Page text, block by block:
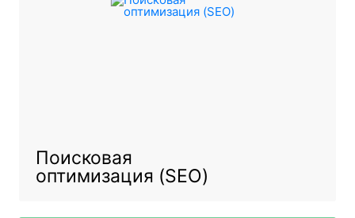
Поисковая
оптимизация (SEO)